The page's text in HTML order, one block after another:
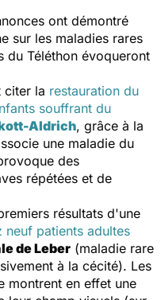
ont démontré
sur les maladies rares
du Téléthon évoqueront
citer la restauration du
souffrant du
Aldrich, grâce à la
une maladie du
des
répétées et de
résultats d'une
neuf patients adultes
de Leber (maladie rare
à la cécité). Les
montrent en effet une